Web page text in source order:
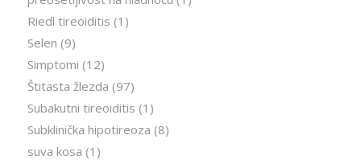
Riedl tireoiditis (1)
Selen (9)
Simptomi (12)
Štitasta žlezda (97)
Subakutni tireoiditis (1)
Subklinička hipotireoza (8)
suva kosa (1)